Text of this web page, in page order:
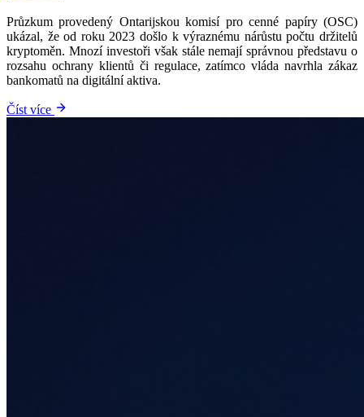
Průzkum provedený Ontarijskou komisí pro cenné papíry (OSC)
ukázal, že od roku 2023 došlo k výraznému nárůstu počtu držitelů
kryptoměn. Mnozí investoři však stále nemají správnou představu o
rozsahu ochrany klientů či regulace, zatímco vláda navrhla zákaz
bankomatů na digitální aktiva.
Číst více